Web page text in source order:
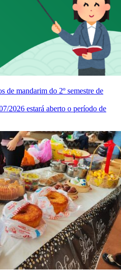
de mandarim do 2º semestre de
2026 estará aberto o período de